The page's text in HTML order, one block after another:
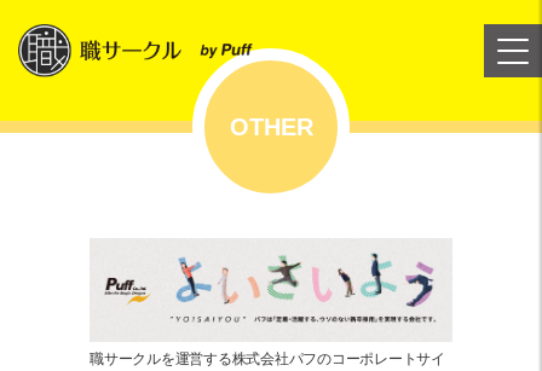
OTHER
職サークルを運営する株式会社パフのコーポレートサイ